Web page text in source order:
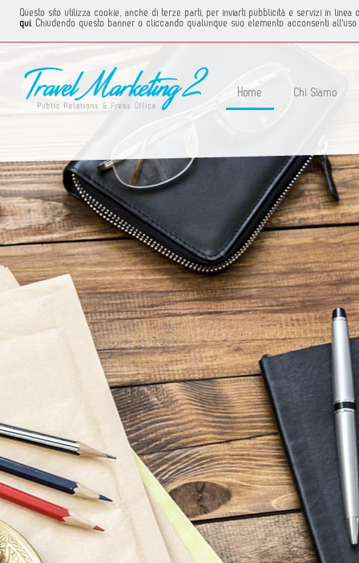
Questo sito utilizza cookie, anche di terze parti, per inviarti pubblicità e servizi in
qui. Chiudendo questo banner o cliccando qualunque suo elemento acconsenti
Home Chi Siamo